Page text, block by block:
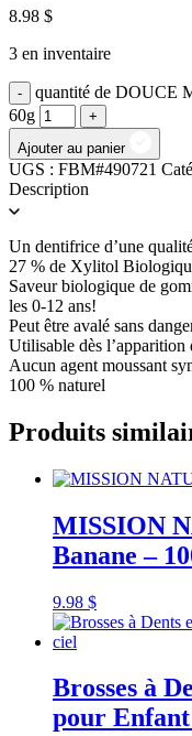
8.98 $
3 en inventaire
quantité de DOUCE
60g
Ajouter au panier
UGS : FBM#490721
Description
Un dentifrice d’une
27 % de Xylitol
Saveur biologique de
les 0-12 ans!
Peut être avalé sans
Utilisable dès l’apparition
Aucun agent moussant
100 % naturel
Produits
MISSION
Banane –
9.98 $
Brosses à
pour